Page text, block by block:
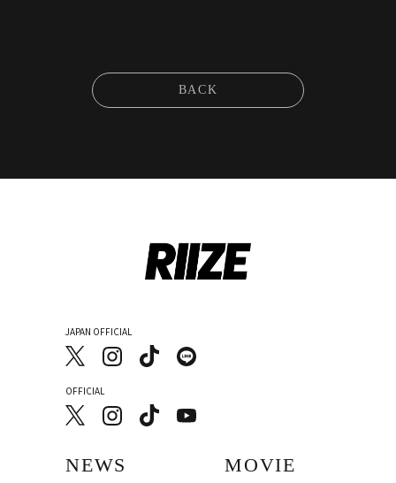
BACK
NEWS MOVIE
JAPAN OFFICIAL
OFFICIAL